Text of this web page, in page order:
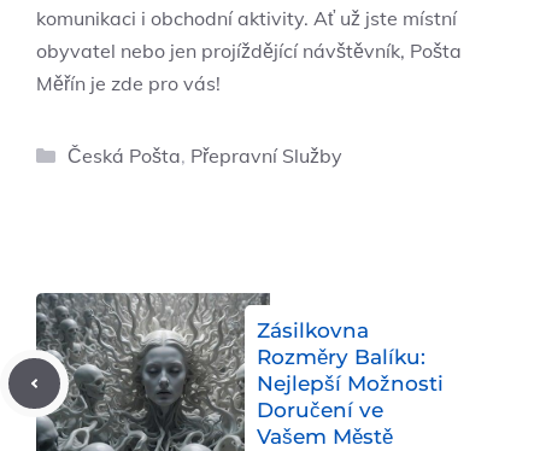
komunikaci i obchodní aktivity. Ať už jste místní
obyvatel nebo jen projíždějící návštěvník, Pošta
Měřín je zde pro vás!
Rubriky
Česká Pošta, Přepravní Služby
Zásilkovna
Rozměry Balíku:
Nejlepší Možnosti
Doručení ve
Vašem Městě